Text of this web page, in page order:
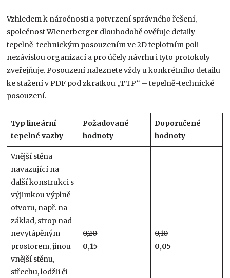
Vzhledem k náročnosti a potvrzení správného řešení,
společnost Wienerberger dlouhodobě ověřuje detaily
tepelně-technickým posouzením ve 2D teplotním poli
nezávislou organizací a pro účely návrhu i tyto protokoly
zveřejňuje. Posouzení naleznete vždy u konkrétního detailu
ke stažení v PDF pod zkratkou „TTP“ – tepelně-technické
posouzení.
Typ lineární
tepelné vazby
Požadované
hodnoty
Doporučené
hodnoty
Vnější stěna
navazující na
další konstrukci s
výjimkou výplně
otvoru, např. na
základ, strop nad
nevytápěným
prostorem, jinou
vnější stěnu,
střechu, lodžii či
0,20
0,15
0,10
0,05